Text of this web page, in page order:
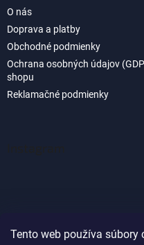
Tento web používa súbory
O nás
Doprava a platby
Obchodné podmienky
Ochrana osobných údajov
shopu
Reklamačné podmienky